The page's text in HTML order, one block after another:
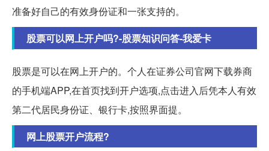
准备好自己的有效身份证和一张支持的。
股票可以网上开户吗?-股票知识问答-我爱卡
股票是可以在网上开户的。个人在证券公司官网下载券商
的手机端APP,在首页找到开户选项,点击进入后凭本人有效
第二代居民身份证、银行卡,按照界面提。
网上股票开户流程?